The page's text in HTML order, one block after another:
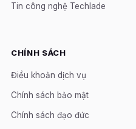
Tin công nghệ Techlade
CHÍNH SÁCH
Điều khoản dịch vụ
Chính sách bảo mật
Chính sách đạo đức